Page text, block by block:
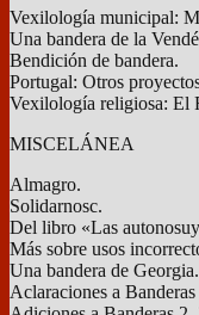
Vexilología municipal:
Una bandera de la
Bendición de bandera.
Portugal: Otros
Vexilología religiosa: El
MISCELÁNEA
Almagro.
Solidarnosc.
Del libro «Las
Más sobre usos
Una bandera de Georgia.
Aclaraciones a Banderas